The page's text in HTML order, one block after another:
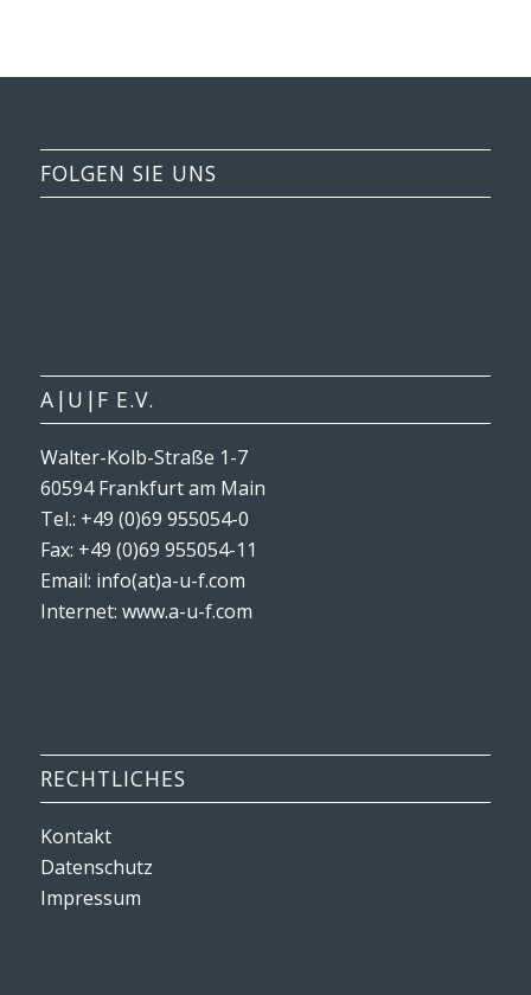
FOLGEN SIE UNS
A|U|F E.V.
Walter-Kolb-Straße 1-7
60594 Frankfurt am Main
Tel.: +49 (0)69 955054-0
Fax: +49 (0)69 955054-11
Email: info(at)a-u-f.com
Internet: www.a-u-f.com
RECHTLICHES
Kontakt
Datenschutz
Impressum